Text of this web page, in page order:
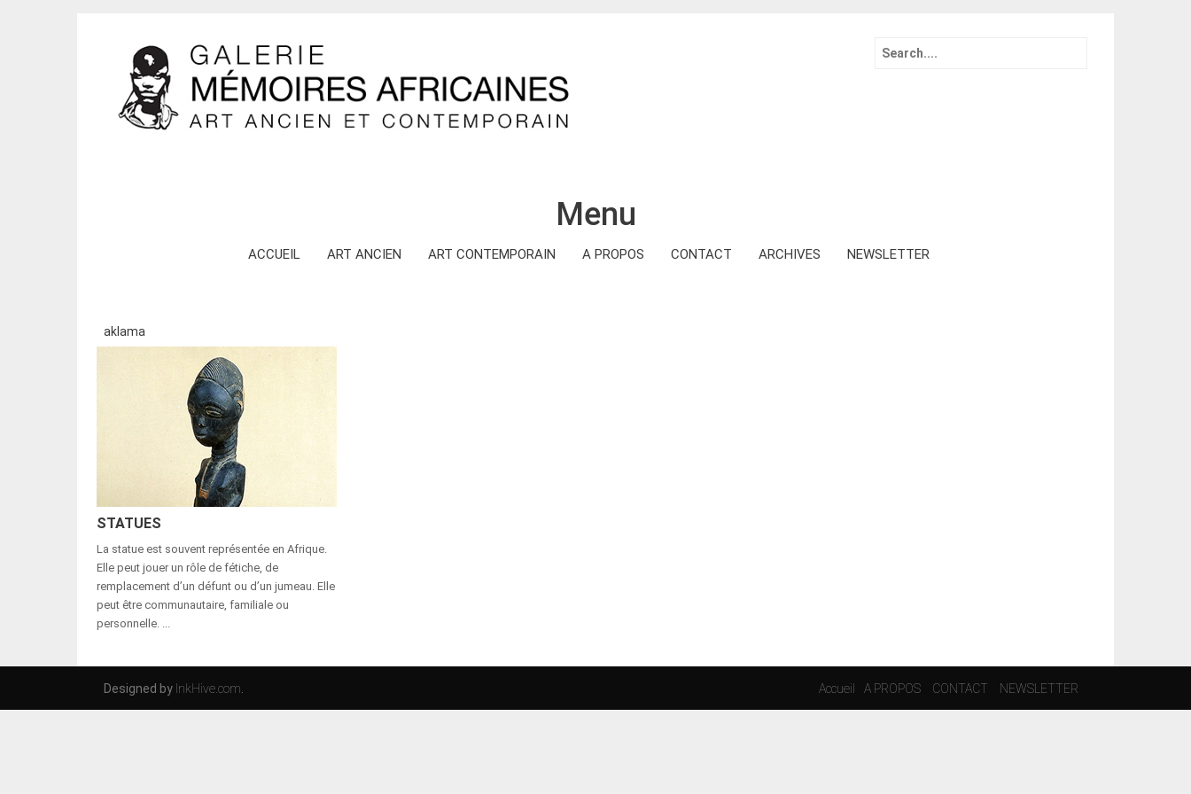
Search
Menu
ACCUEIL ART ANCIEN ART CONTEMPORAIN A PROPOS CONTACT ARCHIVES NEWSLETTER
aklama
STATUES
La statue est souvent représentée en Afrique.
Elle peut jouer un rôle de fétiche, de
remplacement d’un défunt ou d’un jumeau. Elle
peut être communautaire, familiale ou
personnelle. ...
Designed by InkHive.com Accueil A PROPOS CONTACT NEWSLETTER